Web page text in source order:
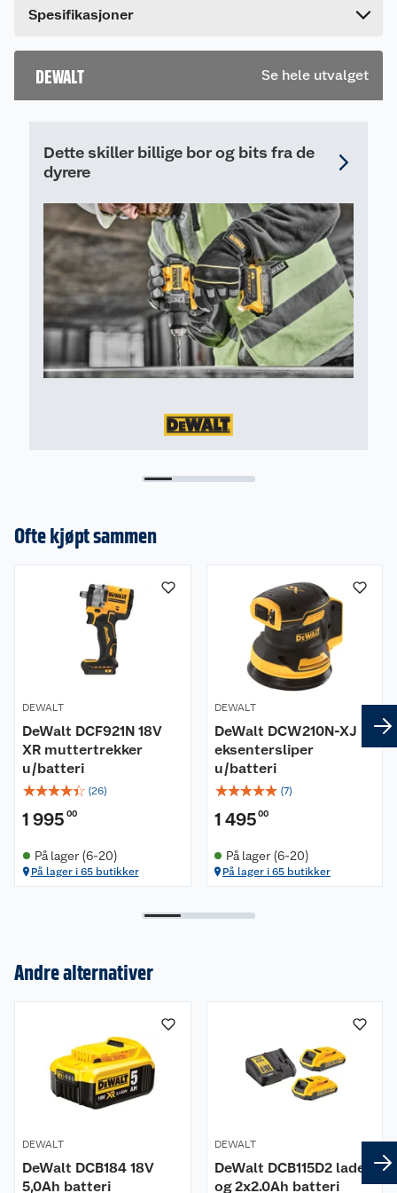
12/18/54 Volt batterier.
Spesifikasjoner
DEWALT Se hele utvalget
Dette skiller billige bor og bits fra de
dyrere
Ofte kjøpt sammen
DEWALT
DeWalt DCF921N 18V
XR muttertrekker
u/batteri
☆☆☆☆☆ (26)
1 995 00
På lager (6-20)
På lager i 65 butikker
DEWALT
DeWalt DCW210N-XJ
eksentersliper
u/batteri
☆☆☆☆☆ (7)
1 495 00
På lager (6-20)
På lager i 65 butikker
Andre alternativer
DEWALT
DeWalt DCB184 18V
5,0Ah batteri
DEWALT
DeWalt DCB115D2 lader
og 2x2.0Ah batteri
Butikker
Kontakt oss
Retur- og angrerett
Om oss
Våre merkevarer
Våre kjeder
Kjøpsvilkår
Hageinspirasjon